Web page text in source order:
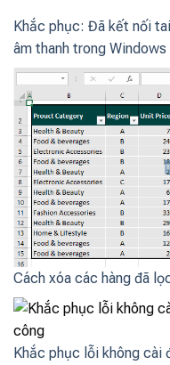
Khắc phục: Đã kết nối
âm thanh trong Windows
Cách xóa các hàng đã
Khắc phục lỗi không